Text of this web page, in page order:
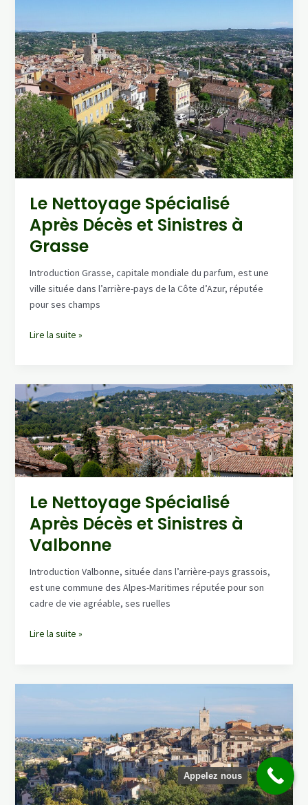
à
Castellane
Le Nettoyage Spécialisé
Après Décès et Sinistres à
Grasse
Introduction Grasse, capitale mondiale du parfum, est une
ville située dans l’arrière-pays de la Côte d’Azur, réputée
pour ses champs
Le
Après
Décès
et
Sinistres
à
Grasse
Lire la suite »
Le Nettoyage Spécialisé
Après Décès et Sinistres à
Valbonne
Introduction Valbonne, située dans l’arrière-pays grassois,
est une commune des Alpes-Maritimes réputée pour son
cadre de vie agréable, ses ruelles
Le
à
Valbonne
Lire la suite »
Appelez nous